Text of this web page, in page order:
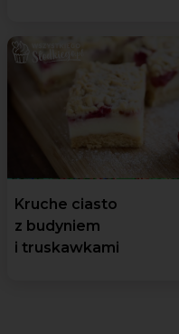
Kruche ciasto
z budyniem
i truskawkami